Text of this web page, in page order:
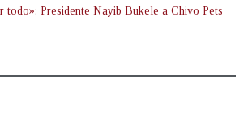
todo»: Presidente Nayib Bukele a Chivo Pets